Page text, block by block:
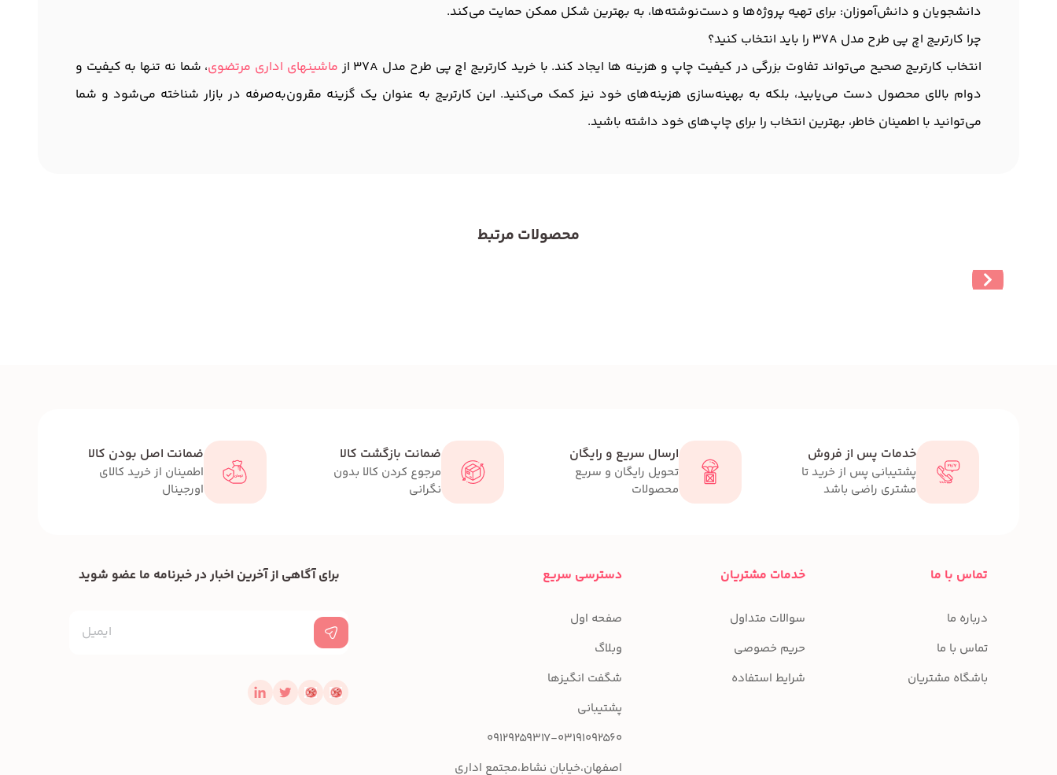
دانشجویان و دانش‌آموزان: برای تهیه پروژه‌ها و دست‌نوشته‌ها، به بهترین شکل ممکن حمایت می‌کند.
چرا کارتریج اچ پی طرح مدل 37A را باید انتخاب کنید؟
انتخاب کارتریج صحیح می‌تواند تفاوت بزرگی در کیفیت چاپ و هزینه ‌ها ایجاد کند. با خرید کارتریج اچ پی طرح مدل 37A از
ماشینهای اداری مرتضوی، شما نه تنها به کیفیت و
دوام بالای محصول دست می‌یابید، بلکه به بهینه‌سازی هزینه‌های خود نیز کمک می‌کنید. این کارتریج به عنوان یک گزینه مقرون‌به‌صرفه در بازار شناخته می‌شود و شما
می‌توانید با اطمینان خاطر، بهترین انتخاب را برای چاپ‌های خود داشته باشید.
محصولات مرتبط
خدمات پس از فروش
پشتیبانی پس از خرید تا
مشتری راضی باشد
ارسال سریع و رایگان
تحویل رایگان و سریع
محصولات
ضمانت بازگشت کالا
مرجوع کردن کالا بدون
نگرانی
ضمانت اصل بودن کالا
اطمینان از خرید کالای
اورجینال
تماس با ما
درباره ما
تماس با ما
باشگاه مشتریان
خدمات مشتریان
سوالات متداول
حریم خصوصی
شرایط استفاده
دسترسی سریع
صفحه اول
وبلاگ
شگفت انگیزها
پشتیبانی
09129259317-03191092560
اصفهان،خیابان نشاط،مجتمع اداری
برای آگاهی از آخرین اخبار در خبرنامه ما عضو شوید